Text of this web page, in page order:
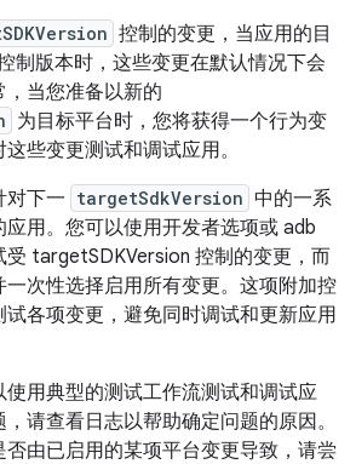
控制的变更，当应用的目
制版本时，这些变更在默认情况下会
当您准备以新的
为目标平台时，您将获得一个行为变
些变更测试和调试应用。
对下一 targetSdkVersion 中的一系
用。您可以使用开发者选项或 adb
受 targetSDKVersion 控制的变更，而
次性选择启用所有变更。这项附加控
各项变更，避免同时调试和更新应用
使用典型的测试工作流测试和调试应
请查看日志以帮助确定问题的原因。
由已启用的某项平台变更导致，请尝